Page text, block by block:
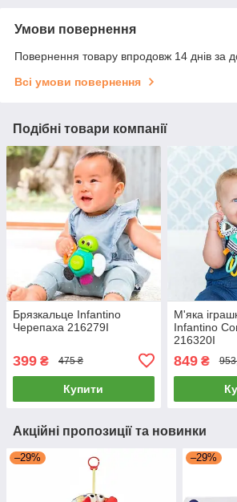
Умови повернення
Повернення товару впродовж 14 днів за
Всі умови повернення
Подібні товари компанії
Брязкальце Infantino
Черепаха 216279I
399 ₴ 475 ₴
Купити
М'яка
Infantino
216320I
849₴
Акційні пропозиції та новинки
–29% –29%